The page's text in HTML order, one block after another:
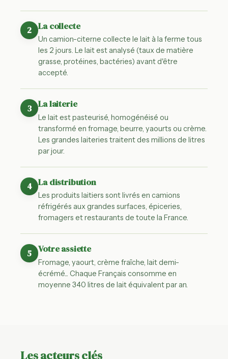
2 La collecte
Un camion-citerne collecte le lait à la ferme tous
les 2 jours. Le lait est analysé (taux de matière
grasse, protéines, bactéries) avant d'être
accepté.
3 La laiterie
Le lait est pasteurisé, homogénéisé ou
transformé en fromage, beurre, yaourts ou crème.
Les grandes laiteries traitent des millions de litres
par jour.
4 La distribution
Les produits laitiers sont livrés en camions
réfrigérés aux grandes surfaces, épiceries,
fromagers et restaurants de toute la France.
5 Votre assiette
Fromage, yaourt, crème fraîche, lait demi-
écrémé... Chaque Français consomme en
moyenne 340 litres de lait équivalent par an.
Les acteurs clés